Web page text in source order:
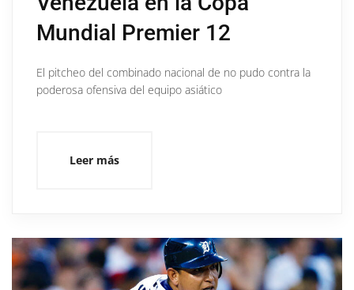
Mundial Premier 12
El pitcheo del combinado nacional de no pudo contra la
poderosa ofensiva del equipo asiático
Leer más